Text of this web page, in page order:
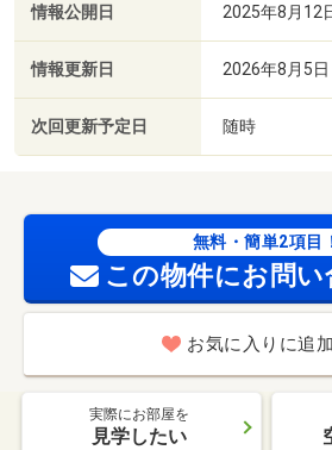
情報公開日 2025年8月12
情報更新日 2026年8月5日
次回更新予定日 随時
無料・簡単2項目
この物件にお問
お気に入りに追
実際にお部屋を
見学したい